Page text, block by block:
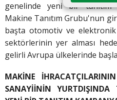
genelinde yeni bir tanıtım
Makine Tanıtım Grubu'nun
başta otomotiv ve
sektörlerinin yer alması
gelirli Avrupa ülkelerinde
MAKİNE
SANAYİİNİN